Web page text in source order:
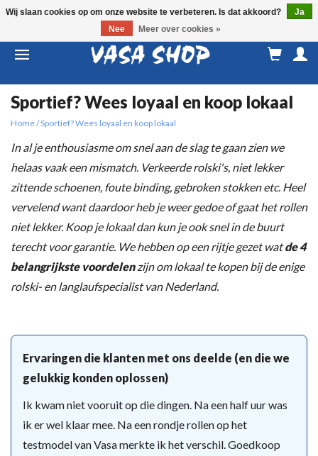
Sportief? Wees loyaal en koop lokaal
Home/Sportief? Wees loyaal en koop lokaal
In al je enthousiasme om snel aan de slag te gaan zien we
helaas vaak een mismatch. Verkeerde rolski's, niet lekker
zittende schoenen, foute binding, gebroken stokken etc. Heel
vervelend want daardoor heb je weer gedoe of gaat het rollen
niet lekker. Koop je lokaal dan kun je ook snel in de buurt
terecht voor garantie. We hebben op een rijtje gezet watde 4
belangrijkste voordelenzijn om lokaal te kopen bij de enige
rolski- en langlaufspecialist van Nederland.
Ervaringen die klanten met ons deelde (en die we
gelukkig konden oplossen)
Ik kwam niet vooruit op die dingen. Na een half uur was
ik er wel klaar mee. Na een rondje rollen op het
testmodel van Vasa merkte ik het verschil. Goedkoop
Wij slaan cookies op om onze website te verbeteren. Is dat akkoord?
Ja
Nee
Meer over cookies »